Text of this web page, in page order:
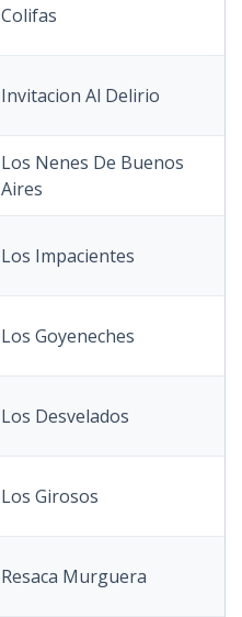
Colifas
Invitacion Al Delirio
Los Nenes De Buenos
Aires
Los Impacientes
Los Goyeneches
Los Desvelados
Los Girosos
Resaca Murguera